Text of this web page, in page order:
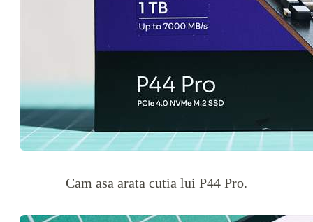
Cam asa arata cutia lui P44 Pro.